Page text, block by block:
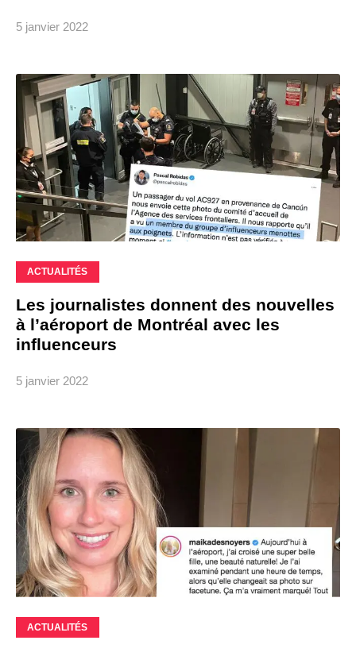
5 janvier 2022
ACTUALITÉS
Les journalistes donnent des nouvelles
à l’aéroport de Montréal avec les
influenceurs
5 janvier 2022
ACTUALITÉS